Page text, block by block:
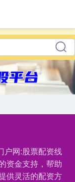
户网:股票配资线
资金支持，帮助
供灵活的配资方